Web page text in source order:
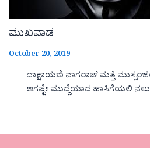
ಮುಖವಾಡ
October 20, 2019
ದಾಕ್ಷಾಯಣಿ ನಾಗರಾಜ್ ಮತ್ತೆ
ಆಗಷ್ಟೇ ಮುದ್ದೆಯಾದ ಹಾಸಿಗೆಯಲಿ